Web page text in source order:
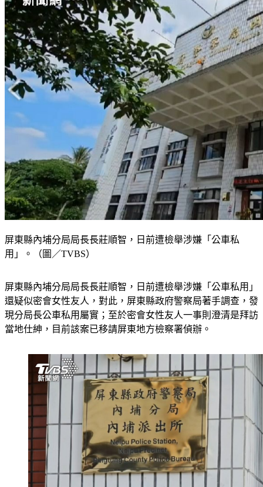
屏東縣內埔分局局長長莊順智，日前遭檢舉涉嫌「公車私
用」。（圖／TVBS）
屏東縣內埔分局局長長莊順智，日前遭檢舉涉嫌「公車私用」
還疑似密會女性友人，對此，屏東縣政府警察局著手調查，發
現分局長公車私用屬實；至於密會女性友人一事則澄清是拜訪
當地仕紳，目前該案已移請屏東地方檢察署偵辦。